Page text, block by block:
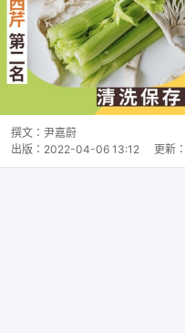
撰文： 尹嘉蔚
出版： 2022-04-06 13:12 更新：